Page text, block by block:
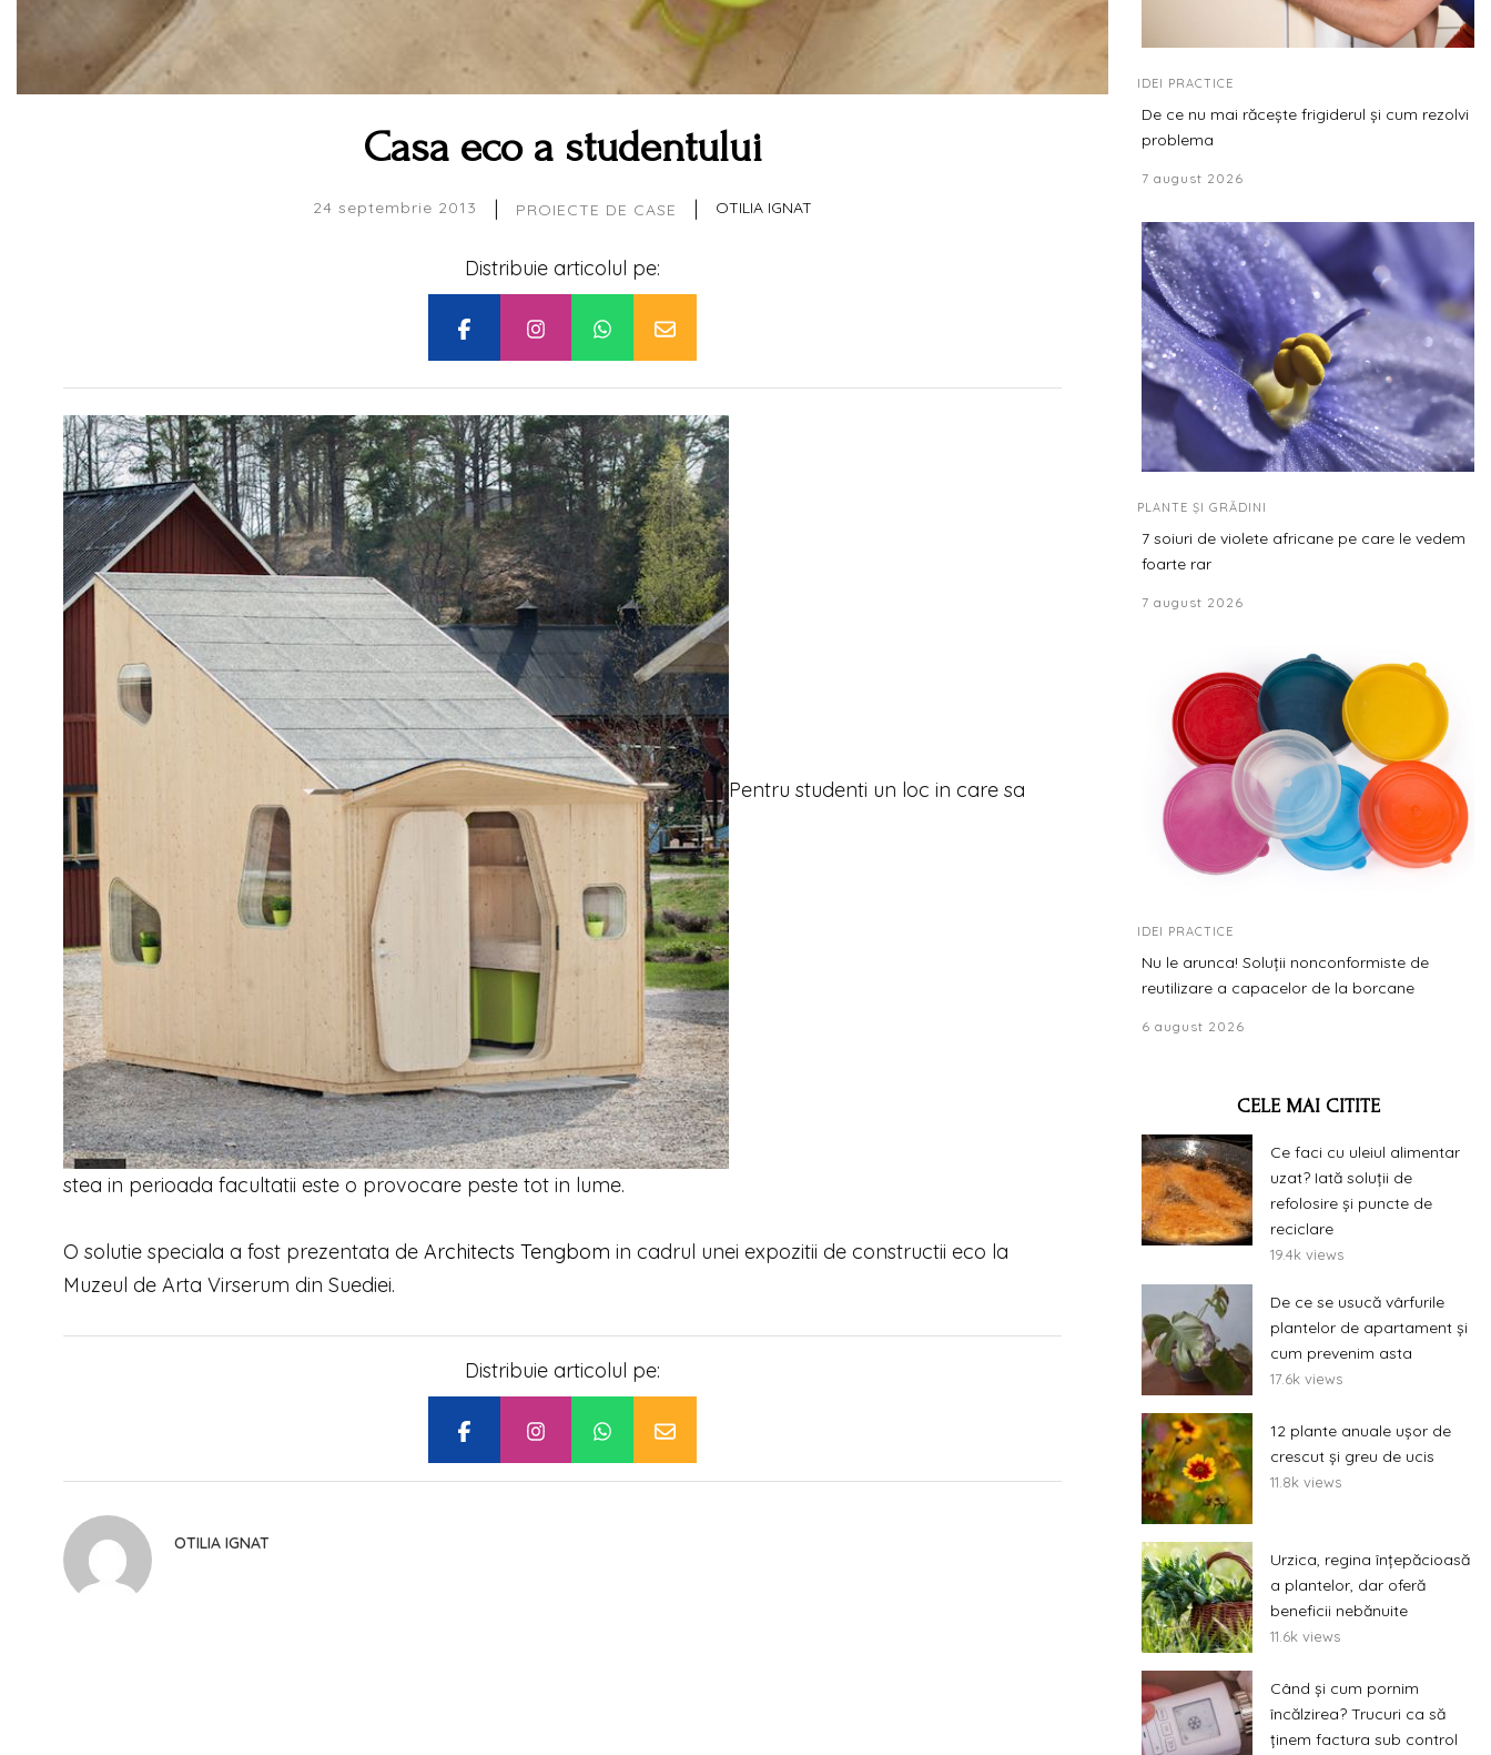
Casa eco a studentului
24 septembrie 2013 | PROIECTE DE CASE | OTILIA IGNAT
Distribuie articolul pe:
Pentru studenti un loc in care sa
stea in perioada facultatii este o provocare peste tot in lume.
O solutie speciala a fost prezentata de Architects Tengbom in cadrul unei expozitii de constructii eco la
Muzeul de Arta Virserum din Suediei.
Distribuie articolul pe:
OTILIA IGNAT
IDEI PRACTICE
De ce nu mai răcește frigiderul și cum rezolvi
problema
7 august 2026
PLANTE ȘI GRĂDINI
7 soiuri de violete africane pe care le vedem
foarte rar
7 august 2026
IDEI PRACTICE
Nu le arunca! Soluții nonconformiste de
reutilizare a capacelor de la borcane
6 august 2026
CELE MAI CITITE
Ce faci cu uleiul alimentar
uzat? Iată soluții de
refolosire și puncte de
reciclare
19.4k views
De ce se usucă vârfurile
plantelor de apartament și
cum prevenim asta
17.6k views
12 plante anuale ușor de
crescut și greu de ucis
11.8k views
Urzica, regina înțepăcioasă
a plantelor, dar oferă
beneficii nebănuite
11.6k views
Când și cum pornim
încălzirea? Trucuri ca să
ținem factura sub control